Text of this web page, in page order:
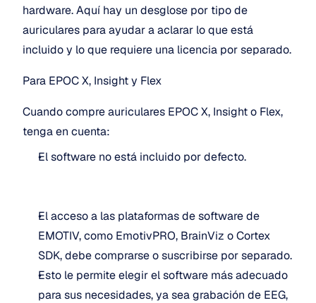
hardware. Aquí hay un desglose por tipo de
auriculares para ayudar a aclarar lo que está
incluido y lo que requiere una licencia por separado.
Para EPOC X, Insight y Flex
Cuando compre auriculares EPOC X, Insight o Flex,
tenga en cuenta:
El software no está incluido por defecto.
El acceso a las plataformas de software de
EMOTIV, como EmotivPRO, BrainViz o Cortex
SDK, debe comprarse o suscribirse por separado.
Esto le permite elegir el software más adecuado
para sus necesidades, ya sea grabación de EEG,